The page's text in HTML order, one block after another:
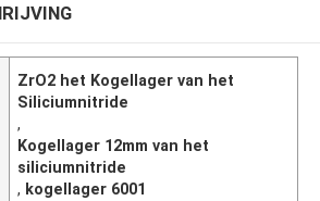
ZrO2 het Kogellager van het
Siliciumnitride
,
Kogellager 12mm van het
siliciumnitride
, kogellager 6001